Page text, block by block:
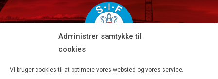
Administrer samtykke til
cookies
Vi bruger cookies til at optimere vores websted og vores service.
Tlf 8680 4477 · Fax 8680 4647 · Kontortid man-fre kl. 9-15